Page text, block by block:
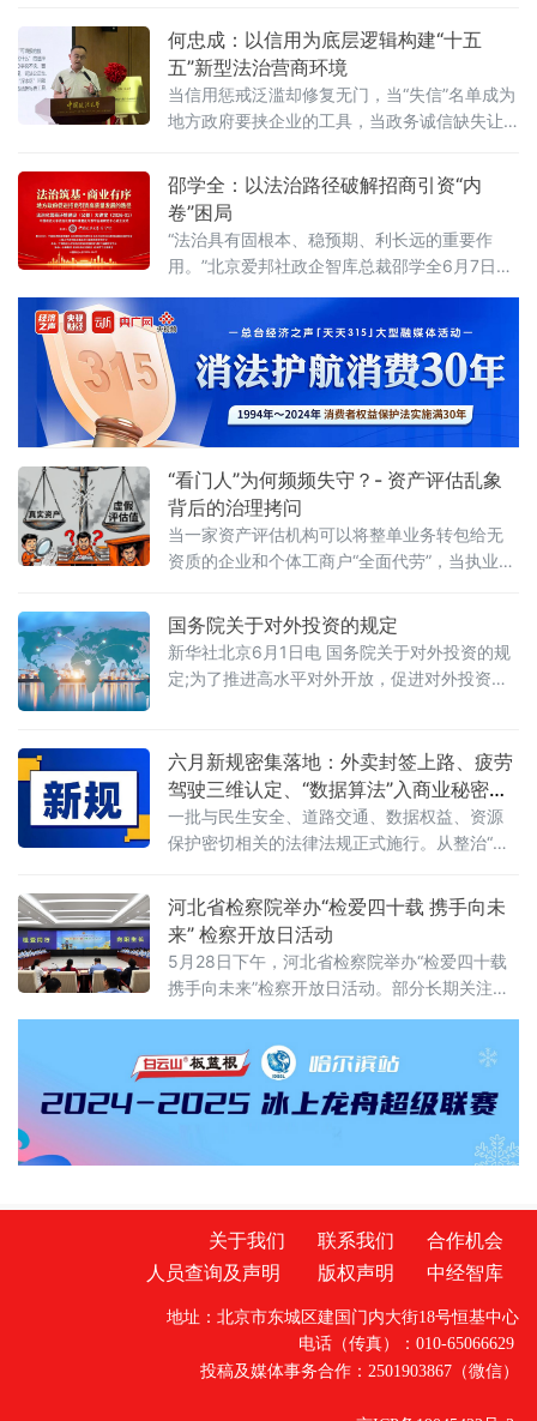
国政法大学法治化营商环境建设与数字金融研
究中心揭牌仪式既同期举办的“法治筑基、商业
有序——地方政府促进招商引资和高质量发展
路径”法治化营商环境建设（公益）大讲堂2026
首期活动上，李振中以媒体人视角直言：法治
何忠成：以信用为底层逻辑构建“十五
五”新型法治营商环境
当信用惩戒泛滥却修复无门，当“失信”名单成为
地方政府要挟企业的工具，当政务诚信缺失让
环境，还是在异化为另一种权力寻租？上海大
学法学院企业法治与创新发展研究中心主任何
忠成6月7日在中国政法大学法治化营商环境建
设与数字金融研究中心揭牌仪式既同期举办
的“法治筑基、商业有序——地方政府促进招商
引资和高质量发展路径”法治化营商环境建设
（公益）大
邵学全：以法治路径破解招商引资“内
卷”困局
“法治具有固根本、稳预期、利长远的重要作
用。”北京爱邦社政企智库总裁邵学全6月7日在
研究中心揭牌仪式既同期举办的“法治筑基、商
业有序——地方政府促进招商引资和高质量发
展路径”法治化营商环境建设（公益）大讲堂
2026首期活动上发表书面发言，为地方政府招
商引资高质量发展提出五条法治路径。他指
出，推动高质量发展离不开法治的支撑和保
障，地方政
“看门人”为何频频失守？- 资产评估乱象
背后的治理拷问
当一家资产评估机构可以将整单业务转包给无
资质的企业和个体工商户“全面代劳”，当执业人
重要评估参数可以随意调整、评估依据可以凭
空缺失——这张资本市场“看门人”的名片，还剩
下几分信度？上述场景并非危言耸听。近日，
财政部公布的2025年度资产评估行业联合检查
评估机构、12名
国务院关于对外投资的规定
新华社北京6月1日电 国务院关于对外投资的规
定;为了推进高水平对外开放，促进对外投资高
全、发展利益，根据《中华人民共和国对外关
系法》、《中华人民共和国对外贸易法》等法
律，制定本规定。第二条&emsp;中华人民共和
国境内（以下简称中国境内）投资者对外投
六月新规密集落地：外卖封签上路、疲劳
驾驶三维认定、“数据算法”入商业秘密保
护范围
一批与民生安全、道路交通、数据权益、资源
保护密切相关的法律法规正式施行。从整治“幽
维判定到“开门杀”责任明确，从商业秘密保护扩
围到城乡供水统筹管理——多项新规聚焦社会
关切，织密权益保障网，守护公众日常生活。
网络餐饮全链条严管：外卖必须“封口”，商家必
须“亮证”《网络餐饮服务经营者落实食品安全主
河北省检察院举办“检爱四十载 携手向未
来” 检察开放日活动
5月28日下午，河北省检察院举办“检爱四十载
携手向未来”检察开放日活动。部分长期关注未
政协委员、人民监督员以及石家庄市第二中学
师生、家长代表等50余人应邀走进省检察院，
直观了解检察工作，共同交流未成年人保护举
措。省检察院党组成员、副检察长任国强参加
开放日活动，并主持座谈交流会。据介绍，近
关于我们 联系我们
合作机会
人员查询及声明
版权声明 中经智库
地址：北京市东城区建国门内大街18号恒基中心
电话（传真）：010-65066629
投稿及媒体事务合作：2501903867（微信）